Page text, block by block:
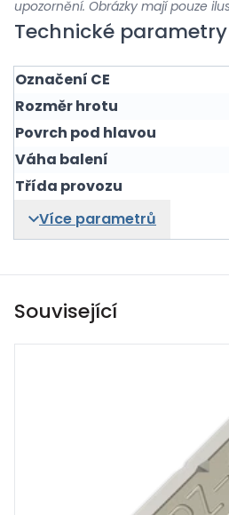
upozornění. Obrázky mají pouze
Technické parametry
Označení CE
Rozměr hrotu
Povrch pod hlavou
Váha balení
Třída provozu
Více parametrů
Související